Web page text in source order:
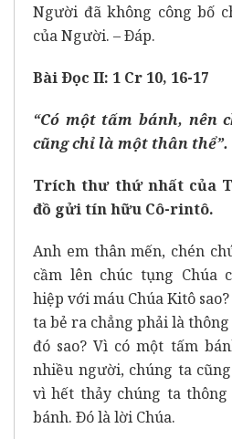
Người đã không công bố
của Người. – Ðáp.
Bài Ðọc II: 1 Cr 10, 16-17
“Có một tấm bánh, nên
cũng chỉ là một thân thể”.
Trích thư thứ nhất của
đồ gửi tín hữu Cô-rintô.
Anh em thân mến, chén
cầm lên chúc tụng Chúa
hiệp với máu Chúa Kitô
ta bẻ ra chẳng phải là
đó sao? Vì có một tấm
nhiều người, chúng ta
vì hết thảy chúng ta
bánh. Ðó là lời Chúa.